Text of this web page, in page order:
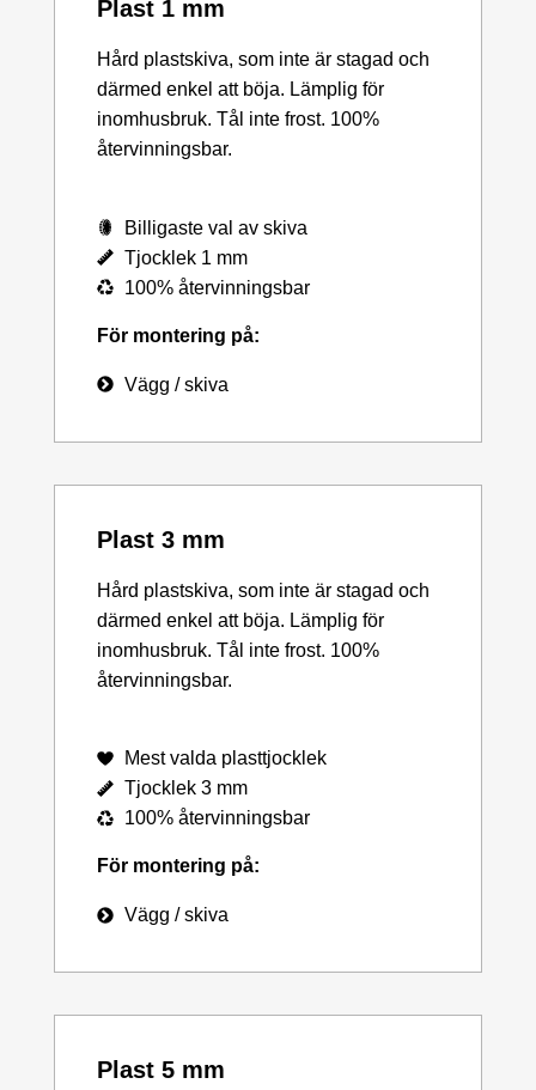
Plast 1 mm
Hård plastskiva, som inte är stagad och
därmed enkel att böja. Lämplig för
inomhusbruk. Tål inte frost. 100%
återvinningsbar.
Billigaste val av skiva
Tjocklek 1 mm
100% återvinningsbar
För montering på:
Vägg / skiva
Plast 3 mm
Hård plastskiva, som inte är stagad och
därmed enkel att böja. Lämplig för
inomhusbruk. Tål inte frost. 100%
återvinningsbar.
Mest valda plasttjocklek
Tjocklek 3 mm
100% återvinningsbar
För montering på:
Vägg / skiva
Plast 5 mm